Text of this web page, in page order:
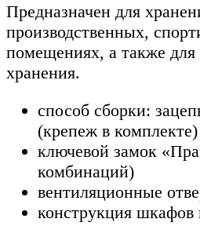
Предназначен для
производственных,
помещениях, а также для
хранения.
способ сборки:
(крепеж в комплекте)
ключевой замок
комбинаций)
вентиляционные
конструкция шкафов